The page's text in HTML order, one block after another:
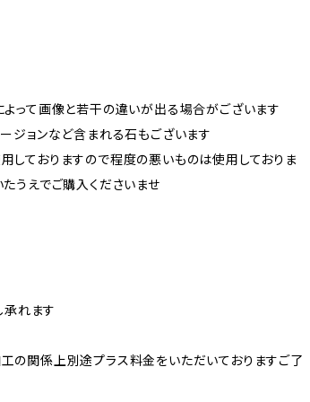
って画像と若干の違いが出る場合がございます
ジョンなど含まれる石もございます
しておりますので程度の悪いものは使用しておりま
うえでご購入くださいませ
れます
の関係上別途プラス料金をいただいておりますご了